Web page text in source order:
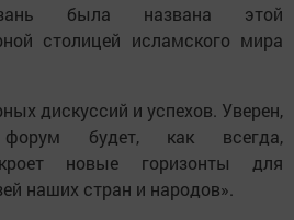
была названа этой
столицей исламского мира
дискуссий и успехов. Уверен,
будет, как всегда,
новые горизонты для
наших стран и народов».